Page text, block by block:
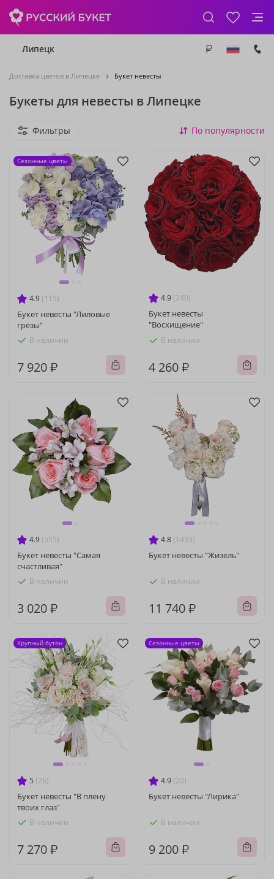
Липецк
Доставка цветов в Липецке Букет невесты
Букеты для невесты в Липецке
Фильтры По популярности
4.9 (115)
Букет невесты "Лиловые
грёзы"
В наличии
7 920 ₽
Сезонные цветы
4.9 (240)
Букет невесты
"Восхищение"
В наличии
4 260 ₽
4.9 (555)
Букет невесты "Самая
счастливая"
В наличии
3 020 ₽
4.8 (1433)
Букет невесты "Жизель"
В наличии
11 740 ₽
5 (26)
Букет невесты "В плену
твоих глаз"
В наличии
7 270 ₽
Крупный бутон
4.9 (20)
Букет невесты "Лирика"
В наличии
9 200 ₽
Сезонные цветы